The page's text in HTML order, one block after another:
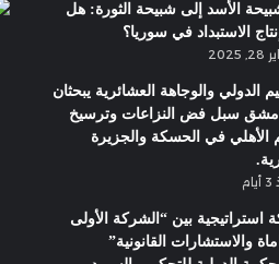
الأسد إلى شبيحة الثورة: هل
الاستبداد في سوريا؟
الدولي والوجاهة العشائرية يبحثان
سبل فض النزاعات وترسيخ
الأهلي في الحسكة والجزيرة
استراتيجية بين “الشركة الأولى
والاستشارات القانونية”